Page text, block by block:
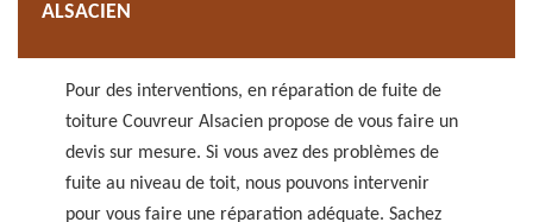
ALSACIEN
Pour des interventions, en réparation de fuite de
toiture Couvreur Alsacien propose de vous faire un
devis sur mesure. Si vous avez des problèmes de
fuite au niveau de toit, nous pouvons intervenir
pour vous faire une réparation adéquate. Sachez